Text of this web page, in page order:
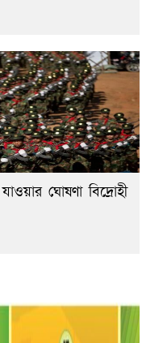
ঘোষণা বিদ্রোহী